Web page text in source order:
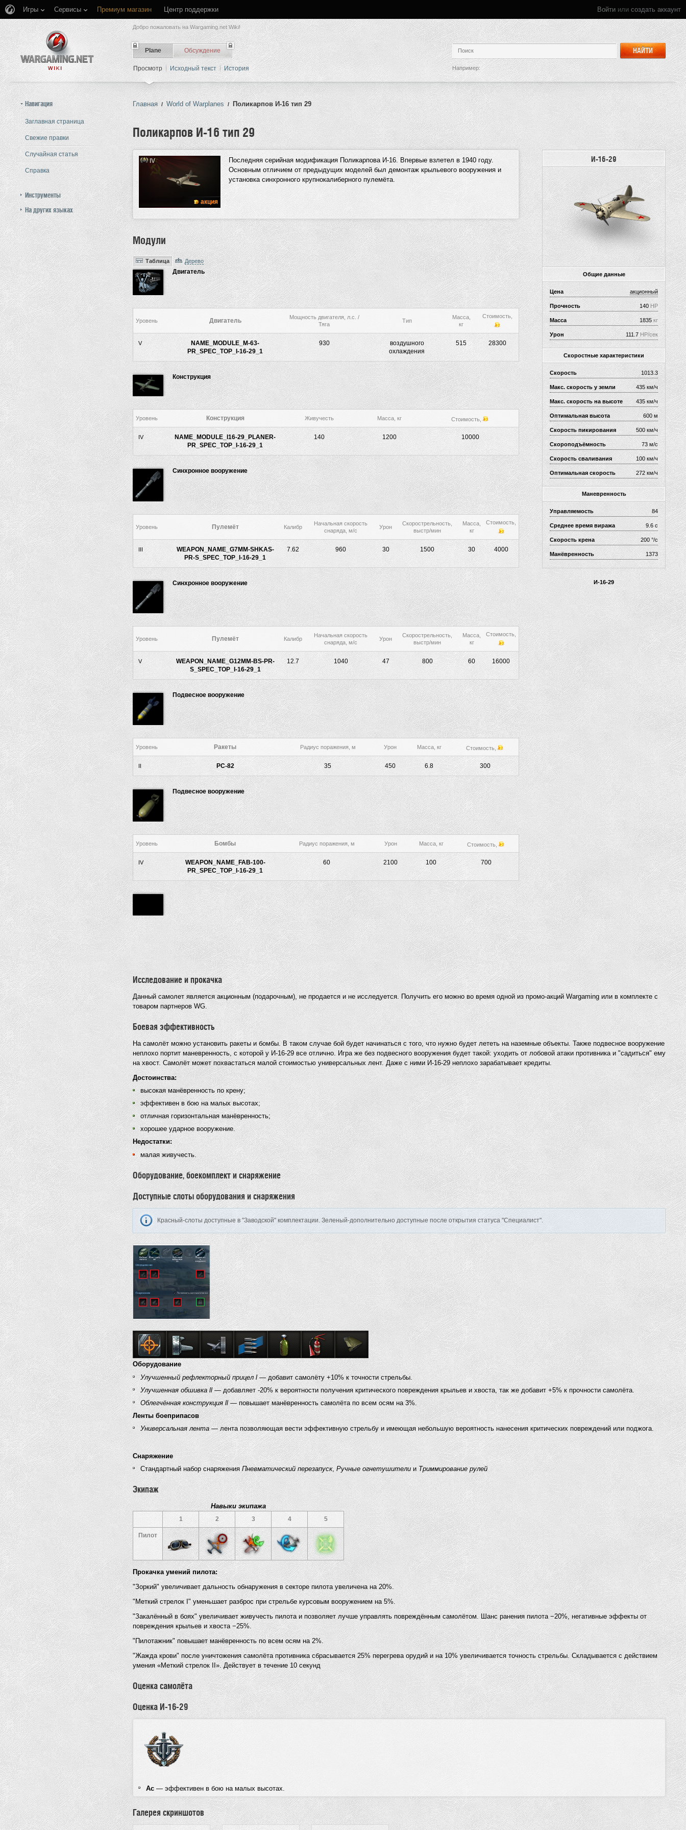
Войти или создать аккаунт
Игры Сервисы Премиум магазин Центр поддержки
Добро пожаловать на Wargaming.net Wiki!
Plane Обсуждение
Просмотр Исходный текст История
НАЙТИ
Например:
Навигация
Заглавная страница
Свежие правки
Случайная статья
Справка
Инструменты
На других языках
Главная / World of Warplanes / Поликарпов И-16 тип 29
Поликарпов И-16 тип 29
Перейти к:навигация,поиск И-16-29
Общие данные
акционный
Цена
140 HP
Прочность
1835 кг
Масса
111.7 HP/сек
Урон
Скоростные характеристики
1013.3
Скорость
435 км/ч
Макс. скорость у земли
435 км/ч
Макс. скорость на высоте
600 м
Оптимальная высота
500 км/ч
Скорость пикирования
73 м/с
Скороподъёмность
100 км/ч
Скорость сваливания
272 км/ч
Оптимальная скорость
Маневренность
84
Управляемость
9.6 с
Среднее время виража
200 °/с
Скорость крена
1373
Манёвренность
И-16-29
IV
акция
Последняя серийная модификация Поликарпова И-16. Впервые взлетел в 1940 году.
Основным отличием от предыдущих моделей был демонтаж крыльевого вооружения и
установка синхронного крупнокалиберного пулемёта.
Модули
Таблица Дерево
Двигатель
Уровень Двигатель
Мощность двигателя, л.с. /
Тяга
Тип
Масса,
кг
Стоимость,
V
NAME_MODULE_M-63-
PR_SPEC_TOP_I-16-29_1
930
воздушного
охлаждения
515 28300
Конструкция
Уровень Конструкция Живучесть Масса, кг Стоимость,
IV
NAME_MODULE_I16-29_PLANER-
PR_SPEC_TOP_I-16-29_1
140 1200 10000
Синхронное вооружение
Уровень Пулемёт Калибр
Начальная скорость
снаряда, м/с
Урон
Скорострельность,
выстр/мин
Масса,
кг
Стоимость,
III
WEAPON_NAME_G7MM-SHKAS-
PR-S_SPEC_TOP_I-16-29_1
7.62 960 30 1500 30 4000
Синхронное вооружение
Уровень Пулемёт Калибр
Начальная скорость
снаряда, м/с
Урон
Скорострельность,
выстр/мин
Масса,
кг
Стоимость,
V
WEAPON_NAME_G12MM-BS-PR-
S_SPEC_TOP_I-16-29_1
12.7 1040 47 800 60 16000
Подвесное вооружение
Уровень Ракеты Радиус поражения, м Урон Масса, кг Стоимость,
II РС-82 35 450 6.8 300
Подвесное вооружение
Уровень Бомбы Радиус поражения, м Урон Масса, кг Стоимость,
IV
WEAPON_NAME_FAB-100-
PR_SPEC_TOP_I-16-29_1
60 2100 100 700
Исследование и прокачка
Данный самолет является акционным (подарочным), не продается и не исследуется. Получить его можно во время одной из промо-акций Wargaming или в комплекте с
товаром партнеров WG.
Боевая эффективность
На самолёт можно установить ракеты и бомбы. В таком случае бой будет начинаться с того, что нужно будет лететь на наземные объекты. Также подвесное вооружение
неплохо портит маневренность, с которой у И-16-29 все отлично. Игра же без подвесного вооружения будет такой: уходить от лобовой атаки противника и "садиться" ему
на хвост. Самолёт может похвастаться малой стоимостью универсальных лент. Даже с ними И-16-29 неплохо зарабатывает кредиты.
Достоинства:
высокая манёвренность по крену;
эффективен в бою на малых высотах;
отличная горизонтальная манёвренность;
хорошее ударное вооружение.
Недостатки:
малая живучесть.
Оборудование, боекомплект и снаряжение
Доступные слоты оборудования и снаряжения
Красный-слоты доступные в "Заводской" комплектации. Зеленый-дополнительно доступные после открытия статуса "Специалист".
Оборудование
Улучшенный рефлекторный прицел l— добавит самолёту +10% к точности стрельбы.
Улучшенная обшивка ll— добавляет -20% к вероятности получения критического повреждения крыльев и хвоста, так же добавит +5% к прочности самолёта.
Облегчённая конструкция ll— повышает манёвренность самолёта по всем осям на 3%.
Ленты боеприпасов
Универсальная лента— лента позволяющая вести эффективную стрельбу и имеющая небольшую вероятность нанесения критических повреждений или поджога.
Снаряжение
Стандартный набор снаряженияПневматический перезапуск, Ручные огнетушители и Триммирование рулей
Экипаж
Навыки экипажа
1 2 3 4 5
Пилот
Прокачка умений пилота:
"Зоркий" увеличивает дальность обнаружения в секторе пилота увеличена на 20%.
"Меткий стрелок I" уменьшает разброс при стрельбе курсовым вооружением на 5%.
"Закалённый в боях" увеличивает живучесть пилота и позволяет лучше управлять повреждённым самолётом. Шанс ранения пилота −20%, негативные эффекты от
повреждения крыльев и хвоста −25%.
"Пилотажник" повышает манёвренность по всем осям на 2%.
"Жажда крови" после уничтожения самолёта противника сбрасывается 25% перегрева орудий и на 10% увеличивается точность стрельбы. Складывается с действием
умения «Меткий стрелок II». Действует в течение 10 секунд
Оценка самолёта
Оценка И-16-29
Ас — эффективен в бою на малых высотах.
Галерея скриншотов